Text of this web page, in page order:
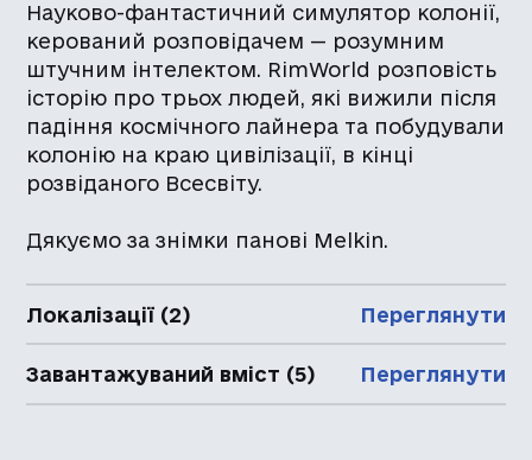
Науково-фантастичний симулятор колонії,
керований розповідачем — розумним
штучним інтелектом. RimWorld розповість
історію про трьох людей, які вижили після
падіння космічного лайнера та побудували
колонію на краю цивілізації, в кінці
розвіданого Всесвіту.
Дякуємо за знімки панові Melkin.
Локалізації (2) Переглянути
Завантажуваний вміст (5) Переглянути